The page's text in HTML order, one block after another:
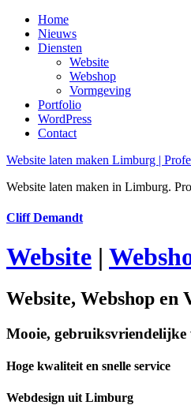
Home
Nieuws
Diensten
Website
Webshop
Vormgeving
Portfolio
WordPress
Contact
Website laten maken Limburg |
Website laten maken in Limburg.
Cliff Demandt
Website |
Website, Webshop en
Mooie, gebruiksvriendelijke
Hoge kwaliteit en snelle service
Webdesign uit Limburg